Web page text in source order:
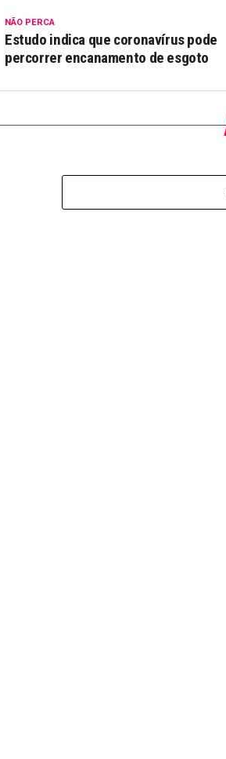
NÃO PERCA
Estudo indica que coronavírus pode
percorrer encanamento de esgoto